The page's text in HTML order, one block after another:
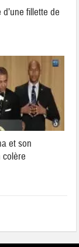
fillette de
et son